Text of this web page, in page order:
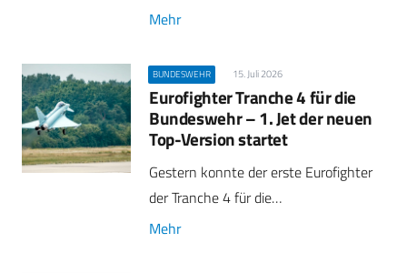
Mehr
BUNDESWEHR 15. Juli 2026
Eurofighter Tranche 4 für die
Bundeswehr – 1. Jet der neuen
Top-Version startet
Gestern konnte der erste Eurofighter
der Tranche 4 für die…
Mehr